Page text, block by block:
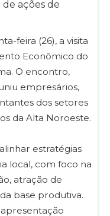
feira (26), a visita
Econômico do
O encontro,
empresários,
dos setores
da Alta Noroeste.
estratégias
local, com foco na
atração de
base produtiva.